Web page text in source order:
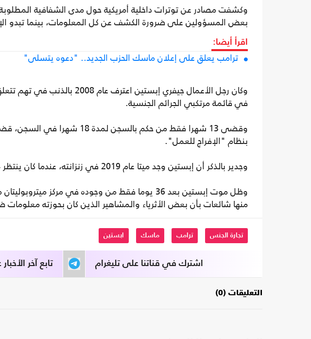
وكشفت مصادر عن توترات داخلية أمريكية حول مدى الشفافية
بعض المسؤولين على ضرورة الكشف عن كل المعلومات، بينما تبدو
اقرأ أيضا:
ترامب يعلق على إعلان ماسك الحزب الجديد.. "دعوه يتسلى"
وكان رجل الأعمال جيفري إبستين
في قائمة مرتكبي الجرائم الجنسية.
وقضى 13 شهرا فقط من حكم بالسجن
بنظام "الإفراج للعمل".
وجدير بالذكر أن إبستين وجد ميتا عام 2019 في زنزانته، عندما كان ينتظر محاكمة بتهم الاتجار الجنسي.
وظل موت إبستين بعد 36 يوما فقط من وجوده في مركز
منها شائعات بأن بعض الأثرياء والمشاهير الذين كان بحوزته
تجارة الجنس ترامب ماسك ابستين
تابع آخر اشترك في قناتنا على تليغرام
التعليقات (0)